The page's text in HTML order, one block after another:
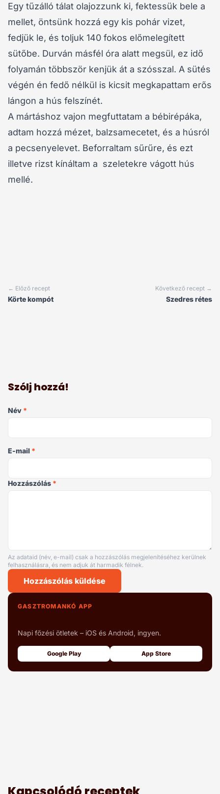
Egy tűzálló tálat olajozzunk ki, fektessük bele a
mellet, öntsünk hozzá egy kis pohár vizet,
fedjük le, és toljuk 140 fokos előmelegített
sütőbe. Durván másfél óra alatt megsül, ez idő
folyamán többször kenjük át a szósszal. A sütés
végén én fedő nélkül is kicsit megkapattam erős
lángon a hús felszínét.
A mártáshoz vajon megfuttatam a bébirépáka,
adtam hozzá mézet, balzsamecetet, és a húsról
a pecsenyelevet. Beforraltam sűrűre, és ezt
illetve rizst kínáltam a szeletekre vágott hús
mellé.
← Előző recept
Körte kompót
Következő recept →
Szedres rétes
Szólj hozzá!
Név *
E-mail *
Hozzászólás *
Az adataid (név, e-mail) csak a hozzászólás megjelenítéséhez kerülnek
felhasználásra, és nem adjuk át harmadik félnek.
Hozzászólás küldése
GASZTROMANKÓ APP
Napi főzési ötletek – iOS és Android, ingyen.
Google Play App Store